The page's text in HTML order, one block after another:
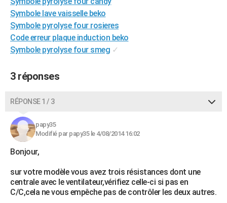
Destinations
City break
Voyage nature
Voyage de noces
Forum
Climat
+PHOTO
GUIDES D'ACHAT
BONS PLANS
CARTE DE VOEUX
COPAINS D'AVANT
S'inscrire
Se connecter
Lycées
Collèges
Primaires
Universités
Entreprises
Service militaire
Avis de recherche
AVIS DE DÉCÈS
FORUM
Bricolage
Lifestyle
Culture
Sport
Auto
Television
Voyage
Cinema
Symbole lave vaisselle beko
Symbole pyrolyse four rosieres
Code erreur plaque induction beko
Symbole pyrolyse four smeg ✓
3 réponses
RÉPONSE 1 / 3
papy35
Modifié par papy35 le 4/08/2014 16:02
Bonjour,
sur votre modèle vous avez trois résistances dont une
centrale avec le ventilateur,vérifiez celle-ci si pas en
C/C,cela ne vous empêche pas de contrôler les deux autres.